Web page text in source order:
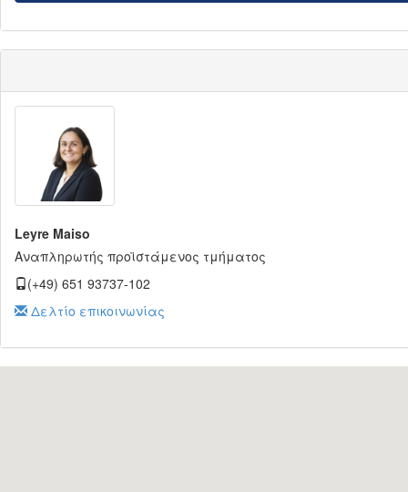
Leyre Maiso
Αναπληρωτής προϊστάμενος τμήματος
(+49) 651 93737-102
Δελτίο επικοινωνίας